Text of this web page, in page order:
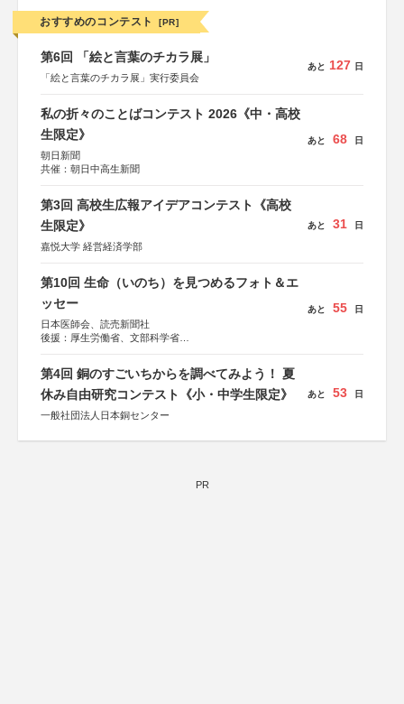
おすすめのコンテスト [PR]
第6回 「絵と言葉のチカラ展」
「絵と言葉のチカラ展」実行委員会
あと 127 日
私の折々のことばコンテスト 2026《中・高校
生限定》
朝日新聞
共催：朝日中高生新聞
あと 68 日
第3回 高校生広報アイデアコンテスト《高校
生限定》
嘉悦大学 経営経済学部
あと 31 日
第10回 生命（いのち）を見つめるフォト＆エ
ッセー
日本医師会、読売新聞社
後援：厚生労働省、文部科学省
あと 55 日
第4回 銅のすごいちからを調べてみよう！ 夏
休み自由研究コンテスト《小・中学生限定》
一般社団法人日本銅センター
あと 53 日
PR